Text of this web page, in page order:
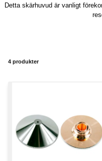
Detta skärhuvud är vanligt
4 produkter